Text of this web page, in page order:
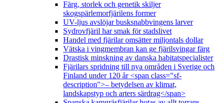
Färg, storlek och genetik skiljer
skogspärlemorfjärilens former
UV-ljus avslöjar busksnabbvingens larver
Sydrovfjäril har smak för stadslivet
Handel med fjärilar omsätter miljontals dollar
Vätska i vingmembran kan ge fjärilsvingar färg
Drastisk minskning av danska habitatspecialister
Fjärilars spridning till nya områden i Sverige och
Finland under 120 år <span class="sf-
description">– betydelsen av klimat,
landskapstyp och arters särdrag</span>